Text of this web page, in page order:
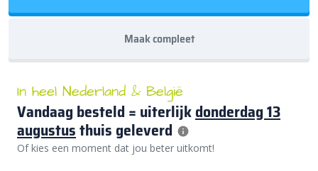
Maak compleet
In heel Nederland & België
Vandaag besteld = uiterlijkdonderdag 13
augustusthuis geleverd
Of kies een moment dat jou beter uitkomt!